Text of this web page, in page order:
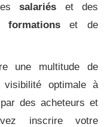
salariés et des
formationset de
une multitude de
visibilité optimale à
des acheteurs et
inscrire votre